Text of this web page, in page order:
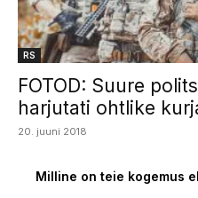
RS
FOTOD: Suure
harjutati ohtlike
20. juuni 2018
Milline on teie kogemus